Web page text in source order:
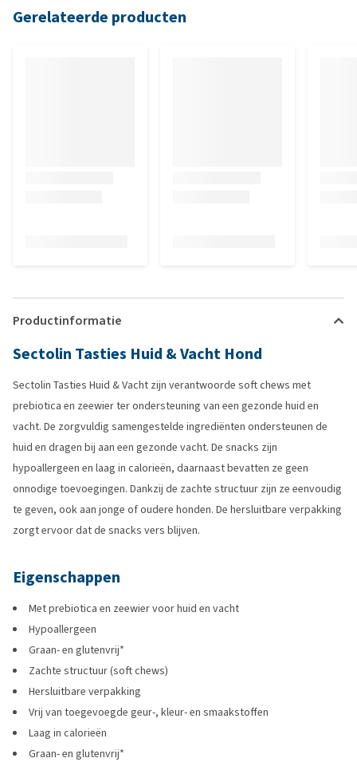
Gerelateerde producten
Productinformatie
Sectolin Tasties Huid & Vacht Hond
Sectolin Tasties Huid & Vacht zijn verantwoorde soft chews met
prebiotica en zeewier ter ondersteuning van een gezonde huid en
vacht. De zorgvuldig samengestelde ingrediënten ondersteunen de
huid en dragen bij aan een gezonde vacht. De snacks zijn
hypoallergeen en laag in calorieën, daarnaast bevatten ze geen
onnodige toevoegingen. Dankzij de zachte structuur zijn ze eenvoudig
te geven, ook aan jonge of oudere honden. De hersluitbare verpakking
zorgt ervoor dat de snacks vers blijven.
Eigenschappen
Met prebiotica en zeewier voor huid en vacht
Hypoallergeen
Graan- en glutenvrij*
Zachte structuur (soft chews)
Hersluitbare verpakking
Vrij van toegevoegde geur-, kleur- en smaakstoffen
Laag in calorieën
Graan- en glutenvrij*